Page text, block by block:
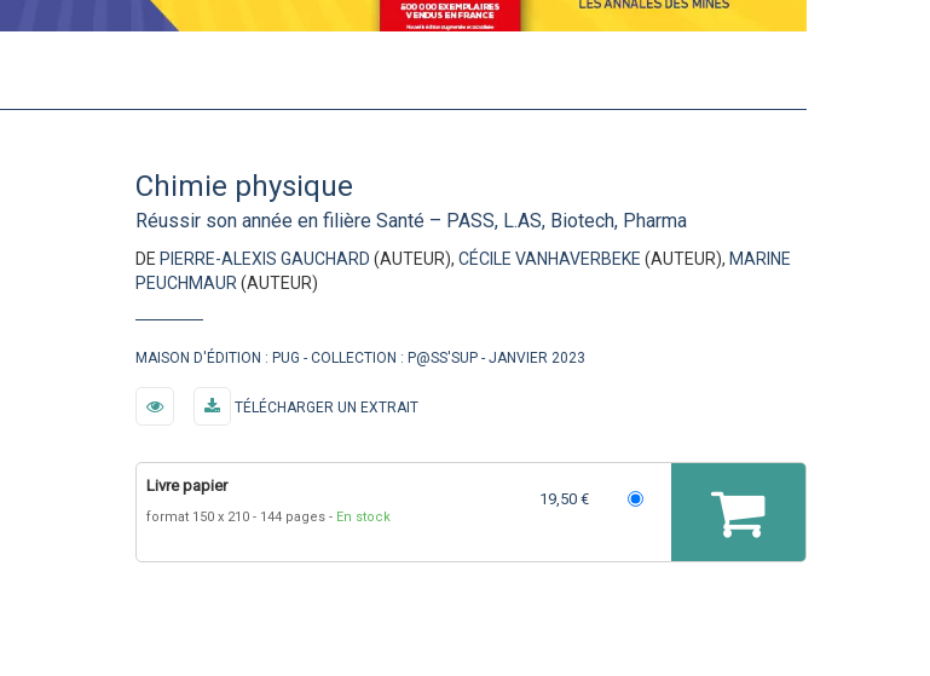
Chimie physique
Réussir son année en filière Santé – PASS, L.AS, Biotech, Pharma
DE PIERRE-ALEXIS GAUCHARD (AUTEUR), CÉCILE VANHAVERBEKE (AUTEUR), MARINE
PEUCHMAUR(AUTEUR)
MAISON D'ÉDITION : PUG COLLECTION : P@SS'SUP JANVIER 2023
TÉLÉCHARGER UN EXTRAIT
Livre papier
format 150 x 210 144 pages En stock
19,50 €